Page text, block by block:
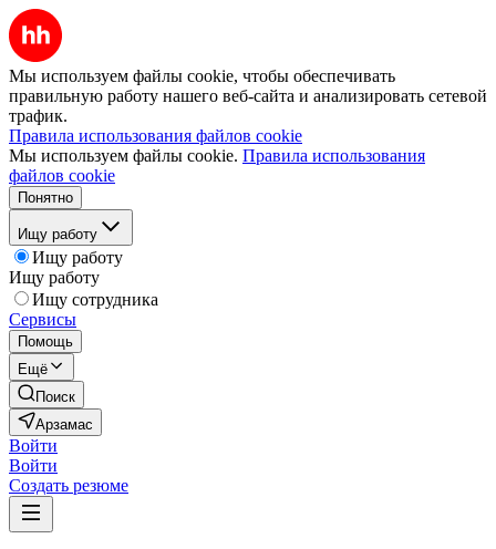
Мы используем файлы cookie, чтобы обеспечивать
правильную работу нашего веб-сайта и анализировать сетевой
трафик.
Правила использования файлов cookie
Мы используем файлы cookie. Правила использования
файлов cookie
Понятно
Ищу работу
Ищу работу
Ищу работу
Ищу сотрудника
Сервисы
Помощь
Ещё
Поиск
Арзамас
Войти
Войти
Создать резюме